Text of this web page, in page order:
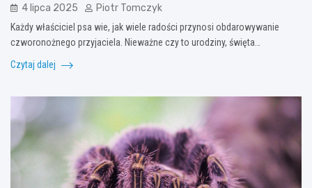
4 lipca 2025 Piotr Tomczyk
Każdy właściciel psa wie, jak wiele radości przynosi obdarowywanie
czworonożnego przyjaciela. Nieważne czy to urodziny, święta…
Czytaj dalej